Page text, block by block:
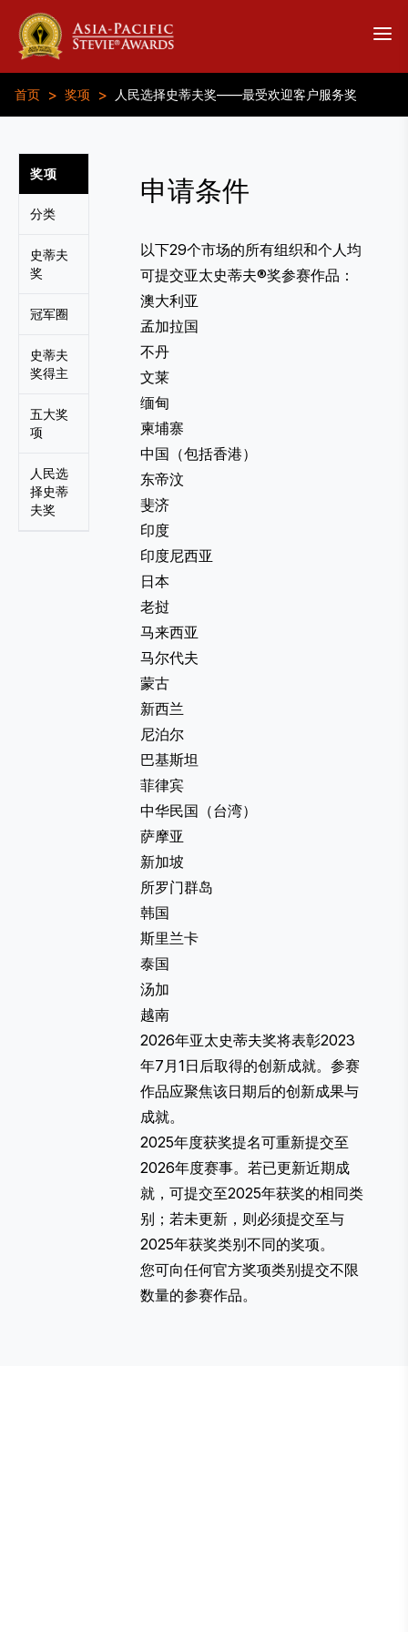
首页 > 奖项 > 人民选择史蒂夫奖——最受欢迎客户服务奖
奖项
分类
史蒂夫
奖
冠军圈
史蒂夫
奖得主
五大奖
项
人民选
择史蒂
夫奖
申请条件
以下29个市场的所有组织和个人均
可提交亚太史蒂夫®奖参赛作品：
澳大利亚
孟加拉国
不丹
文莱
缅甸
柬埔寨
中国（包括香港）
东帝汶
斐济
印度
印度尼西亚
日本
老挝
马来西亚
马尔代夫
蒙古
新西兰
尼泊尔
巴基斯坦
菲律宾
中华民国（台湾）
萨摩亚
新加坡
所罗门群岛
韩国
斯里兰卡
泰国
汤加
越南
2026年亚太史蒂夫奖将表彰2023
年7月1日后取得的创新成就。参赛
作品应聚焦该日期后的创新成果与
成就。
2025年度获奖提名可重新提交至
2026年度赛事。若已更新近期成
就，可提交至2025年获奖的相同类
别；若未更新，则必须提交至与
2025年获奖类别不同的奖项。
您可向任何官方奖项类别提交不限
数量的参赛作品。